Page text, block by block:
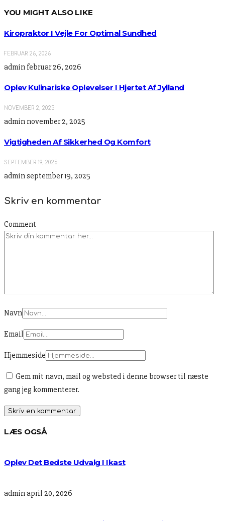
YOU MIGHT ALSO LIKE
Kiropraktor I Vejle For Optimal Sundhed
FEBRUAR 26, 2026
admin februar 26, 2026
Oplev Kulinariske Oplevelser I Hjertet Af Jylland
NOVEMBER 2, 2025
admin november 2, 2025
Vigtigheden Af Sikkerhed Og Komfort
SEPTEMBER 19, 2025
adminseptember 19, 2025
Skriv en kommentar
Comment
Navn
Email
Hjemmeside
Gem mit navn, mail og websted i denne browser til næste
gang jeg kommenterer.
LÆS OGSÅ
Oplev Det Bedste Udvalg I Ikast
adminapril 20, 2026